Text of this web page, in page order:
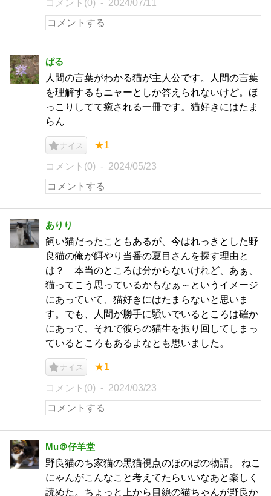
コメント(0) 2024/07/11
ぱる
人間の言葉がわかる猫が主人公です。人間の言葉
を理解するもニャーとしか答えられないけど。ほ
っこりしてて癒される一冊です。猫好きにはたま
らん
ナイス ★1
コメント(0) 2024/05/23
ありり
飼い猫だったこともあるが、今はれっきとした野
良猫の俺が餌やり当番の夏目さんを探す理由と
は？ 本当のところは分からないけれど、あぁ、
猫ってこう思っているかもなぁ～というイメージ
にあっていて、猫好きにはたまらないと思いま
す。でも、人間が勝手に騒いでいるところは確か
にあって、それで彼らの猫生を振り回してしまっ
ているところもあるよなとも思いました。
ナイス ★1
コメント(0) 2024/03/23
Mu＠仔羊堂
野良猫のち家猫の黒猫視点のほのぼの物語。 ねこ
にゃんがこんなこと考えてたらいいなあと楽しく
読めた。ちょっと上から目線の猫ちゃんが野良か